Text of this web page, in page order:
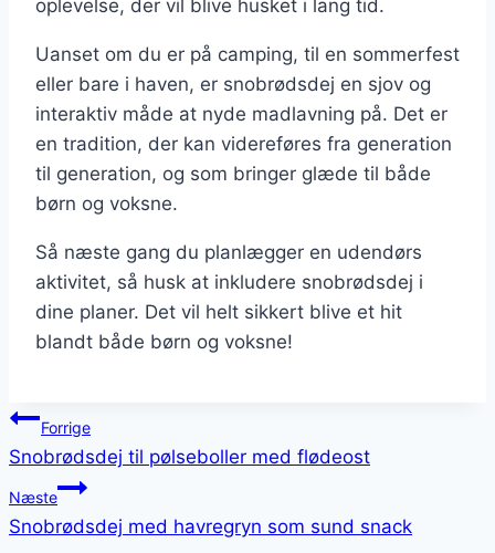
oplevelse, der vil blive husket i lang tid.
Uanset om du er på camping, til en sommerfest
eller bare i haven, er snobrødsdej en sjov og
interaktiv måde at nyde madlavning på. Det er
en tradition, der kan videreføres fra generation
til generation, og som bringer glæde til både
børn og voksne.
Så næste gang du planlægger en udendørs
aktivitet, så husk at inkludere snobrødsdej i
dine planer. Det vil helt sikkert blive et hit
blandt både børn og voksne!
Indlægsnavigation
Forrige
Snobrødsdej til pølseboller med flødeost
Næste
Snobrødsdej med havregryn som sund snack